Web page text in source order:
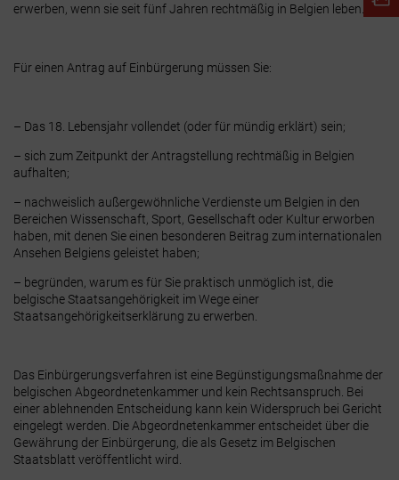
erwerben, wenn sie seit fünf Jahren rechtmäßig in Belgien leben
Für einen Antrag auf Einbürgerung müssen Sie:
– Das 18. Lebensjahr vollendet (oder für mündig erklärt) sein;
– sich zum Zeitpunkt der Antragstellung rechtmäßig in Belgien
aufhalten;
– nachweislich außergewöhnliche Verdienste um Belgien in den
Bereichen Wissenschaft, Sport, Gesellschaft oder Kultur erworben
haben, mit denen Sie einen besonderen Beitrag zum internationalen
Ansehen Belgiens geleistet haben;
– begründen, warum es für Sie praktisch unmöglich ist, die
belgische Staatsangehörigkeit im Wege einer
Staatsangehörigkeitserklärung zu erwerben
Das Einbürgerungsverfahren ist eine Begünstigungsmaßnahme der
belgischen Abgeordnetenkammer und kein Rechtsanspruch . Bei
einer ablehnenden Entscheidung kann kein Widerspruch bei Gericht
eingelegt werden. Die Abgeordnetenkammer entscheidet über die
Gewährung der Einbürgerung, die als Gesetz im Belgischen
Staatsblatt veröffentlicht wird